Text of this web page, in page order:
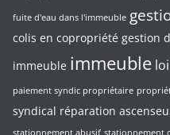
fuite d'eau dans l'immeuble
colis en copropriété gestion
immeuble immeuble
paiement syndic propriétaire
syndical réparation
stationnement abusif stationnement